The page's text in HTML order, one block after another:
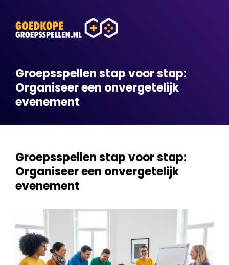
Groepsspellen stap voor stap:
Organiseer een onvergetelijk
evenement
Groepsspellen stap voor stap:
Organiseer een onvergetelijk
evenement